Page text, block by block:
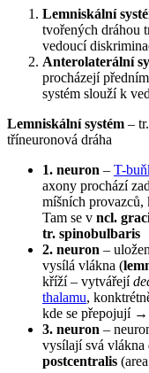
Lemniskální
tvořených dráhou
vedoucí
Anterolaterální
procházejí
systém slouží k
Lemniskální systém –
tříneuronová dráha
1. neuron – T-
axony prochází
míšních provazců,
Tam se v ncl.
tr. spinobulbaris
2. neuron –
vysílá vlákna (
kříží – vytvářejí
thalamu,
kde se přepojují →
3. neuron –
vysílají svá vlákna
postcentralis